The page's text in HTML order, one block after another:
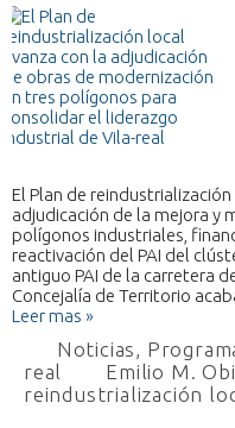
El Plan de
adjudicación de la mejora y
polígonos industriales,
reactivación del PAI del
antiguo PAI de la carretera
Concejalía de Territorio
Leer mas »
Noticias,
real
Emilio M.
reindustrialización